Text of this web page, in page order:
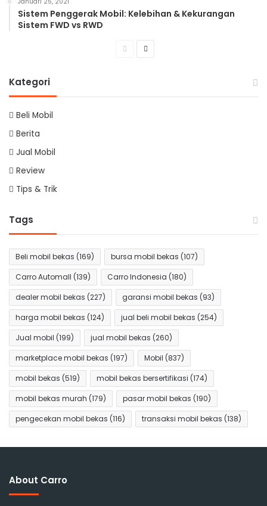
Sistem Penggerak Mobil: Kelebihan & Kekurangan
Sistem FWD vs RWD
PreviousNext
Kategori
Beli Mobil
Berita
Jual Mobil
Review
Tips & Trik
Tags
Beli mobil bekas (169) bursa mobil bekas (107)
Carro Automall (139) Carro Indonesia (180)
dealer mobil bekas (227) garansi mobil bekas (93)
harga mobil bekas (124) jual beli mobil bekas (254)
Jual mobil (199) jual mobil bekas (260)
marketplace mobil bekas (197) Mobil (837)
mobil bekas (519) mobil bekas bersertifikasi (174)
mobil bekas murah (179) pasar mobil bekas (190)
pengecekan mobil bekas (116) transaksi mobil bekas (138)
About Carro